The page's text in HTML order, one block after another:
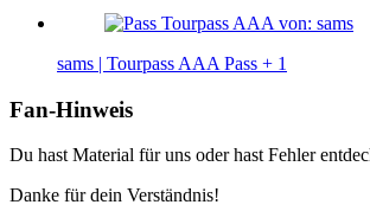
sams | Tourpass AAA Pass + 1
Fan-Hinweis
Du hast Material für uns oder hast Fehler
Danke für dein Verständnis!